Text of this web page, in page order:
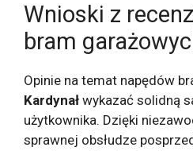
Wnioski z
bram
Opinie na temat napędów
Kardynał wykazać solidną
użytkownika. Dzięki
sprawnej obsłudze